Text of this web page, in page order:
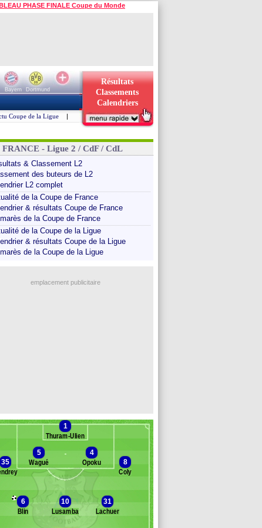
PHASE FINALE Coupe du Monde
Bayern
Dortmund
Résultats
Classements
Calendriers
Coupe de la Ligue |
FRANCE - Ligue 2 / CdF / CdL
& Classement L2
des buteurs de L2
L2 complet
de la Coupe de France
& résultats Coupe de France
de la Coupe de France
de la Coupe de la Ligue
& résultats Coupe de la Ligue
de la Coupe de la Ligue
emplacement publicitaire
Banc des remplaçants Amiens
1
Thuram-Ulien
5
Wagué
4
Opoku
35
8
Coly
6
Blin
10
Lusamba
31
Lachuer